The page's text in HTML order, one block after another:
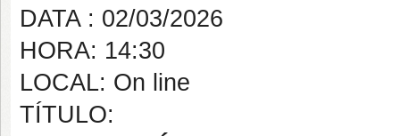
DATA : 02/03/2026
HORA: 14:30
LOCAL: On line
TÍTULO: